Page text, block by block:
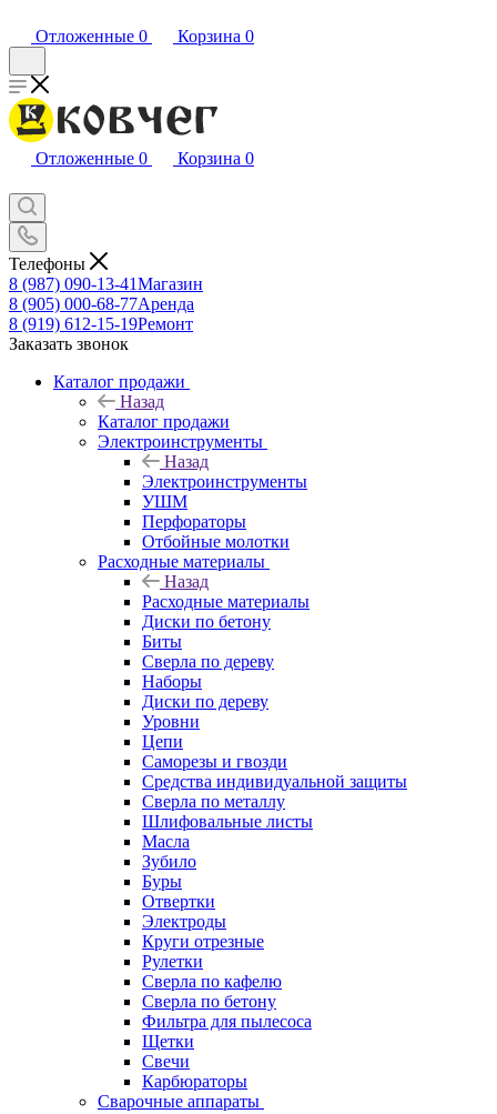
Отложенные 0 Корзина 0
Отложенные 0 Корзина 0
Телефоны
8 (987) 090-13-41Магазин
8 (905) 000-68-77Аренда
8 (919) 612-15-19Ремонт
Заказать звонок
Каталог продажи
Назад
Каталог продажи
Электроинструменты
Назад
Электроинструменты
УШМ
Перфораторы
Отбойные молотки
Расходные материалы
Назад
Расходные материалы
Диски по бетону
Биты
Сверла по дереву
Наборы
Диски по дереву
Уровни
Цепи
Саморезы и гвозди
Средства индивидуальной защиты
Сверла по металлу
Шлифовальные листы
Масла
Зубило
Буры
Отвертки
Электроды
Круги отрезные
Рулетки
Сверла по кафелю
Сверла по бетону
Фильтра для пылесоса
Щетки
Свечи
Карбюраторы
Сварочные аппараты